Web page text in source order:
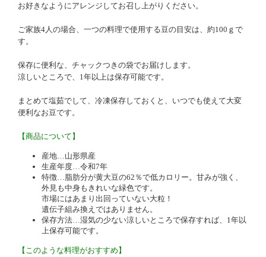
お好きなようにアレンジしてお召し上がりください。
ご家族4人の場合、一つの料理で使用する豆の目安は、約100ｇで
す。
保存に便利な、チャックつきの袋でお届けします。
涼しいところで、1年以上は保存可能です。
まとめて塩茹でして、冷凍保存しておくと、いつでも使えて大変
便利なお豆です。
【商品について】
産地…山形県産
生産年度…令和7年
特徴…脂肪分が黄大豆の62％で低カロリー。甘みが強く、
外見も中身もきれいな緑色です。
市場にはあまり出回っていない大粒！
遺伝子組み換えではありません。
保存方法…湿気の少ない涼しいところで保存すれば、1年以
上保存可能です。
【このような料理がおすすめ】